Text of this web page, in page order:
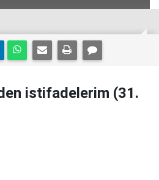
istifadelerim (31.